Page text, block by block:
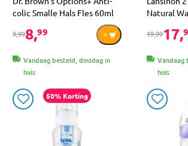
colic Smalle Hals Fles 60ml
9,998,99
Vandaag besteld, dinsdag in
huis
Natural
19,9917,
Vandaag
huis
50% Korting